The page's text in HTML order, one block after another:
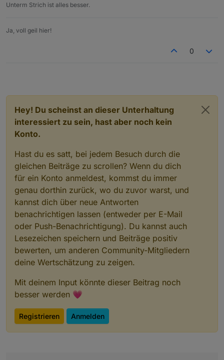
Unterm Strich ist alles besser.
Ja, voll geil hier!
0
Hey! Du scheinst an dieser Unterhaltung
interessiert zu sein, hast aber noch kein
Konto.
Hast du es satt, bei jedem Besuch durch die
gleichen Beiträge zu scrollen? Wenn du dich
für ein Konto anmeldest, kommst du immer
genau dorthin zurück, wo du zuvor warst, und
kannst dich über neue Antworten
benachrichtigen lassen (entweder per E-Mail
oder Push-Benachrichtigung). Du kannst auch
Lesezeichen speichern und Beiträge positiv
bewerten, um anderen Community-Mitgliedern
deine Wertschätzung zu zeigen.
Mit deinem Input könnte dieser Beitrag noch
besser werden 💗
Registrieren Anmelden